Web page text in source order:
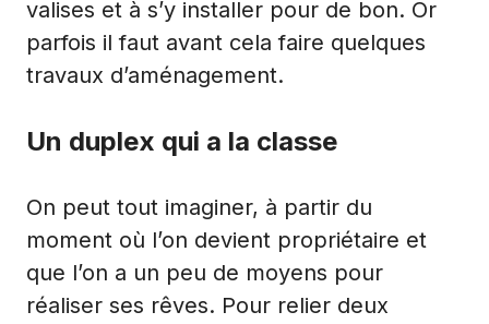
valises et à s’y installer pour de bon. Or
parfois il faut avant cela faire quelques
travaux d’aménagement.
Un duplex qui a la classe
On peut tout imaginer, à partir du
moment où l’on devient propriétaire et
que l’on a un peu de moyens pour
réaliser ses rêves. Pour relier deux